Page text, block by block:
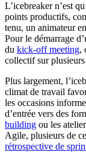
L’icebreaker n’est
points productifs,
tenu, un animateur
Pour le démarrage
du kick-off meeting,
collectif sur
Plus largement,
climat de travail
les occasions
d’entrée vers des
building ou les
Agile, plusieurs de
rétrospective de